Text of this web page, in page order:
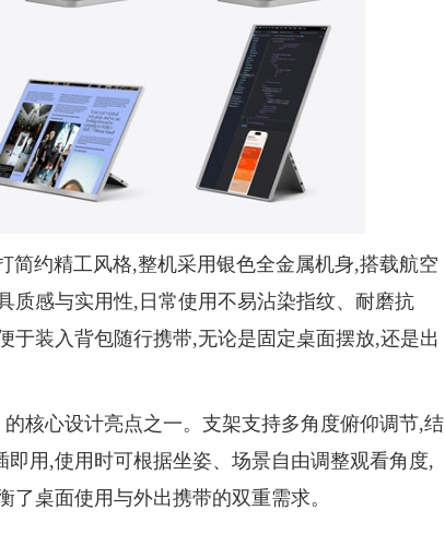
简约精工风格,整机采用银色全金属机身,搭载航空
质感与实用性,日常使用不易沾染指纹、耐磨抗
于装入背包随行携带,无论是固定桌面摆放,还是出
核心设计亮点之一。支架支持多角度俯仰调节,结
用,使用时可根据坐姿、场景自由调整观看角度,
桌面使用与外出携带的双重需求。